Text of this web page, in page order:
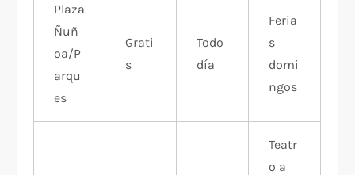
Plaza
Ñuñ
oa/P
arqu
es
Grati
s
Todo
día
Feria
s
domi
ngos
Teatr
o a